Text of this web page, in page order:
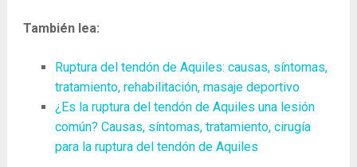
También lea:
Ruptura del tendón de Aquiles: causas, síntomas,
tratamiento, rehabilitación, masaje deportivo
¿Es la ruptura del tendón de Aquiles una lesión
común? Causas, síntomas, tratamiento, cirugía
para la ruptura del tendón de Aquiles